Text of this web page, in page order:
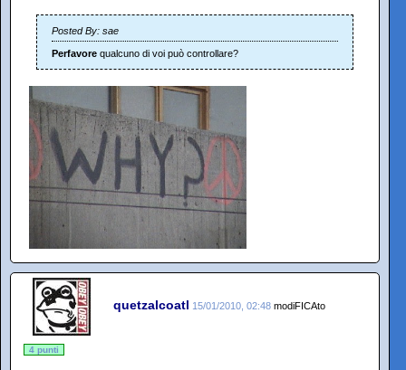
Posted By: sae
Perfavore qualcuno di voi può controllare?
quetzalcoatl 15/01/2010, 02:48 modiFICAto
4 punti